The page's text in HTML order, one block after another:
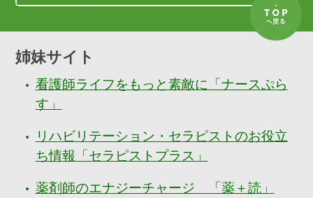
姉妹サイト
看護師ライフをもっと素敵に「ナースぷら
す」
リハビリテーション・セラピストのお役立
ち情報「セラピストプラス」
薬剤師のエナジーチャージ 「薬＋読」